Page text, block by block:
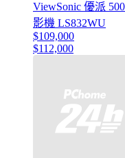
ViewSonic 優派
影機 LS832WU
$109,000
$112,000